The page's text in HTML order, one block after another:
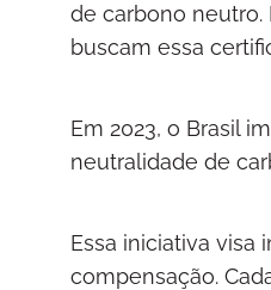
de carbono
buscam essa
Em 2023, o Brasil
neutralidade de
Essa iniciativa visa
compensação.